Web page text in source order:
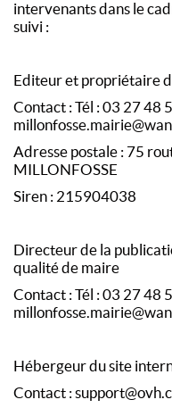
intervenants dans le
suivi :
Editeur et propriétaire
Contact : Tél : 03 27 48
Adresse postale : 75
MILLONFOSSE
Siren : 215904038
Directeur de la
qualité de maire
Contact : Tél : 03 27 48
Hébergeur du site
Contact :